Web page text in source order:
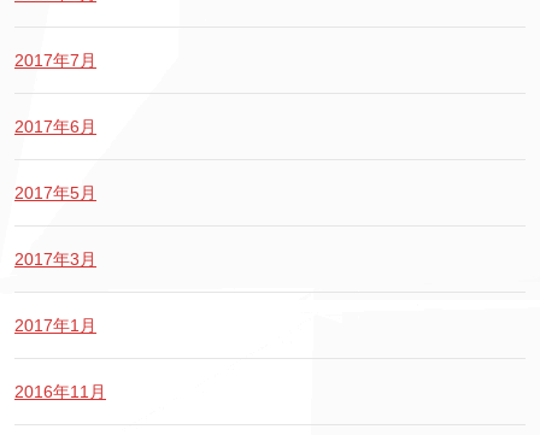
2017年7月
2017年6月
2017年5月
2017年3月
2017年1月
2016年11月